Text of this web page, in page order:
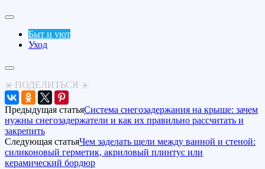
Быт и уют
Уход
⚹ ПОДЕЛИТЬСЯ ⚹
Предыдущая статьяСистема снегозадержания на крыше: зачем
нужны снегозадержатели и как их правильно рассчитать и
закрепить
Следующая статьяЧем заделать щели между ванной и стеной:
силиконовый герметик, акриловый плинтус или
керамический бордюр